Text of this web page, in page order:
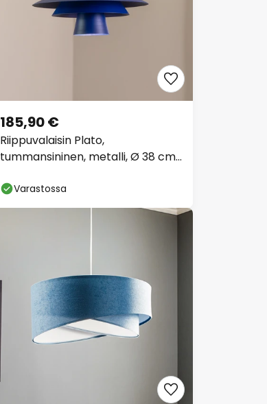
Riippuvalaisin Plato,
tummansininen, metalli, Ø 38 cm,
185,90 €
Varastossa